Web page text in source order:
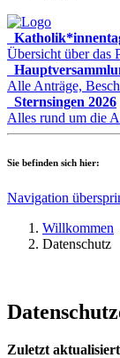
Übersicht über das
Alle Anträge,
Sternsingen 2026
Alles rund um die
Sie befinden sich hier:
Navigation
Willkommen
Datenschutz
Zuletzt